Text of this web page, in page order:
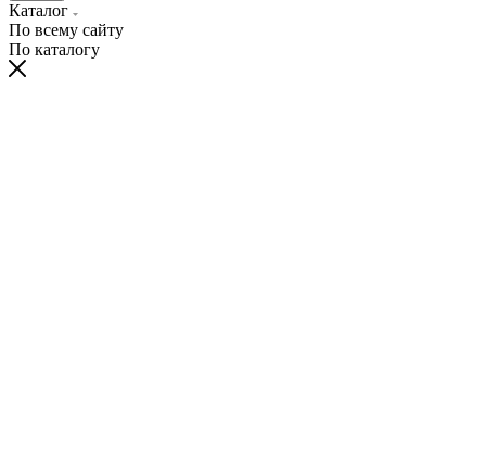
Каталог
По всему сайту
По каталогу